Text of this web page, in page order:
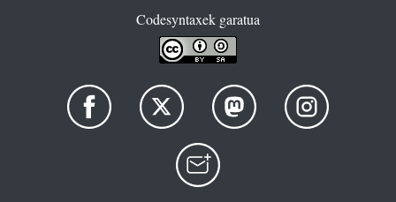
Codesyntaxek garatua